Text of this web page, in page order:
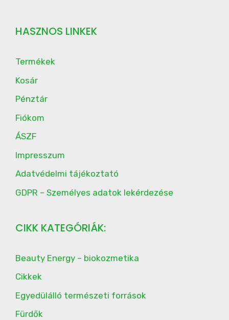
HASZNOS LINKEK
Termékek
Kosár
Pénztár
Fiókom
ÁSZF
Impresszum
Adatvédelmi tájékoztató
GDPR – Személyes adatok lekérdezése
CIKK KATEGÓRIÁK:
Beauty Energy – biokozmetika
Cikkek
Egyedülálló természeti források
Fürdők